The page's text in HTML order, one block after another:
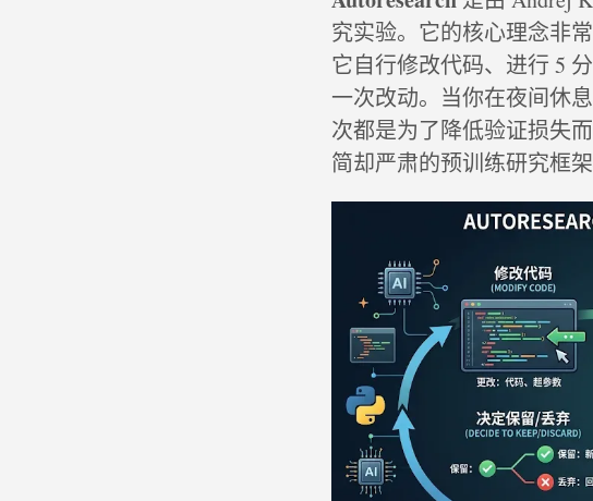
究实验。它的核心理念非
它自行修改代码、进行 5
一次改动。当你在夜间休
次都是为了降低验证损失
简却严肃的预训练研究框